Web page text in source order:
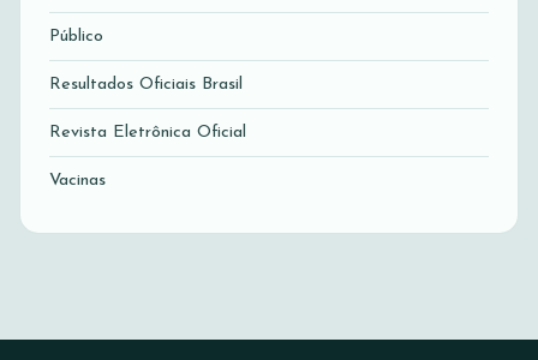
Público
Resultados Oficiais Brasil
Revista Eletrônica Oficial
Vacinas